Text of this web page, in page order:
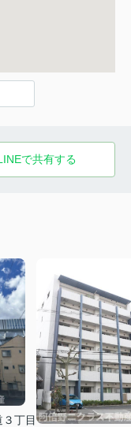
で共有する
丁目